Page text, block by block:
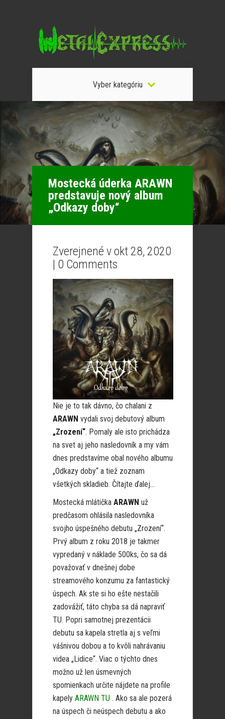
Vyber kategóriu
Mostecká úderka ARAWN
predstavuje nový album
„Odkazy doby“
Zverejnené v okt 28, 2020
| 0 Comments
Nie je to tak dávno, čo chalani z
ARAWN vydali svoj debutový album
„Zrození“. Pomaly ale isto prichádza
na svet aj jeho nasledovník a my vám
dnes predstavíme obal nového albumu
„Odkazy doby“ a tiež zoznam
všetkých skladieb. Čítajte ďalej…
Mostecká mlátička ARAWN už
predčasom ohlásila nasledovníka
svojho úspešného debutu „Zrození“.
Prvý album z roku 2018 je takmer
vypredaný v náklade 500ks, čo sa dá
považovať v dnešnej dobe
streamového konzumu za fantastický
úspech. Ak ste si ho ešte nestačili
zadovážiť, táto chyba sa dá napraviť
TU. Popri samotnej prezentácii
debutu sa kapela stretla aj s veľmi
vášnivou dobou a to kvôli nahrávaniu
videa „Lidice“. Viac o týchto dnes
možno už len úsmevných
spomienkach určite nájdete na profile
kapely ARAWN TU . Ako sa ale pozerá
na úspech či neúspech debutu a ako